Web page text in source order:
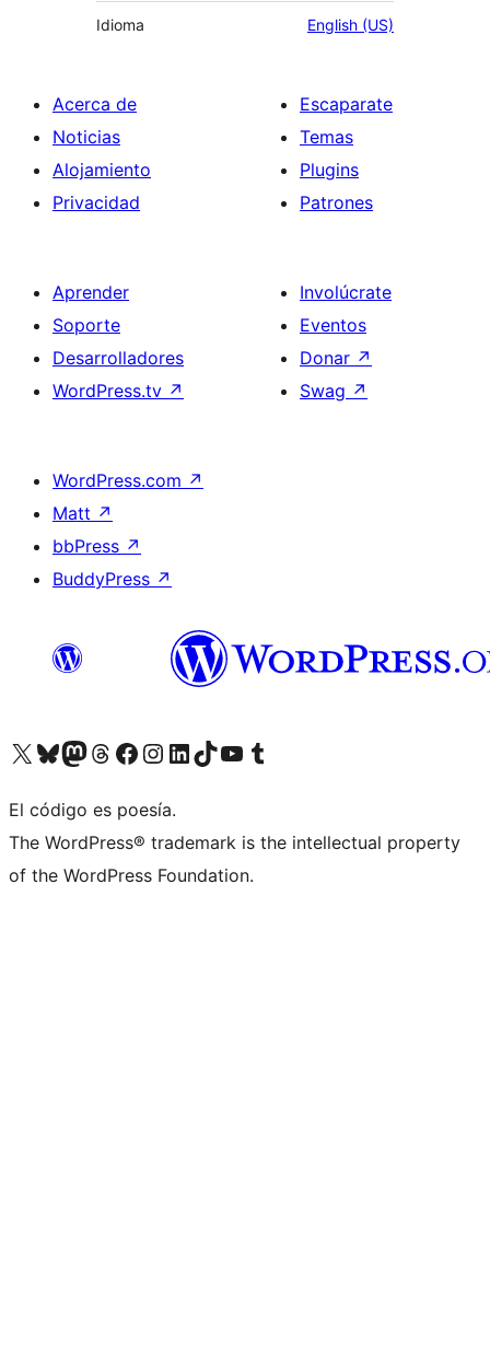
Idioma English (US)
Acerca de
Noticias
Alojamiento
Privacidad
Escaparate
Temas
Plugins
Patrones
Aprender
Soporte
Desarrolladores
WordPress.tv ↗
Involúcrate
Eventos
Donar ↗
Swag ↗
WordPress.com ↗
Matt ↗
bbPress ↗
BuddyPress ↗
Visita nuestra cuenta de X (anteriormente Twitter)
Visita nuestra cuenta de Bluesky
Visita nuestra cuenta de Mastodon
Visita nuestra cuenta de Threads
Visita nuestra página de Facebook
Visita nuestra cuenta de Instagram
Visita nuestra cuenta de LinkedIn
Visita nuestra cuenta de TikTok
Visita nuestro canal de YouTube
Visita nuestra cuenta de Tumblr
El código es poesía.
The WordPress® trademark is the intellectual property
of the WordPress Foundation.